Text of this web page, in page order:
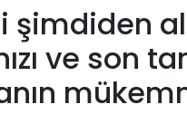
şimdiden
ve son